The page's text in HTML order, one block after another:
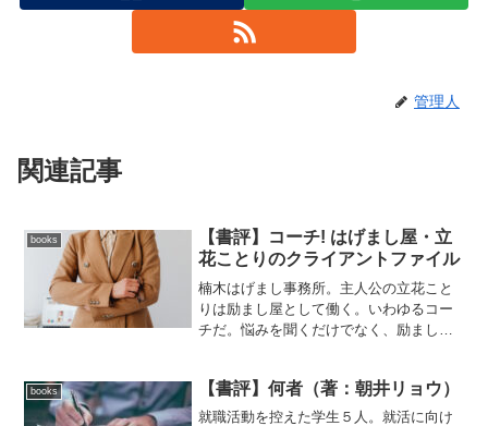
管理人
関連記事
books
【書評】コーチ! はげまし屋・立
花ことりのクライアントファイル
楠木はげまし事務所。主人公の立花こと
りは励まし屋として働く。いわゆるコー
チだ。悩みを聞くだけでなく、励まして
物たち。ことりは、対面でコーチするこ
とはなく、電話やメール、...
books 【書評】何者（著：朝井リョウ）￼
就職活動を控えた学生５人。就活に向け